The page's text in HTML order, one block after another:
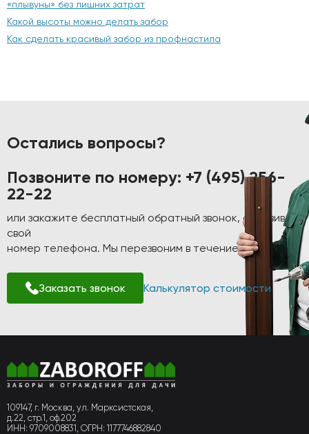
«плывуны» без лишних затрат
Какой высоты можно делать забор
Как сделать красивый забор из профнастила
Остались вопросы?
Позвоните по номеру: +7 (495) 256-
22-22
или закажите бесплатный обратный звонок, оставив
свой
номер телефона. Мы перезвоним в течение 1-2 минут!
Заказать звонок Калькулятор стоимости
109147, г. Москва, ул. Марксистская,
д.22, стр.1, оф.202
ИНН: 9709008831, ОГРН: 1177746882840